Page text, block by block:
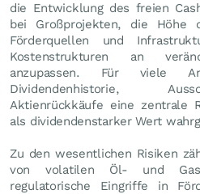
die Entwicklung des freien
bei Großprojekten, die Höhe
Förderquellen und
Kostenstrukturen an
anzupassen. Für viele
Dividendenhistorie,
Aktienrückkäufe eine zentrale
als dividendenstarker Wert
Zu den wesentlichen Risiken
von volatilen Öl- und
regulatorische Eingriffe in